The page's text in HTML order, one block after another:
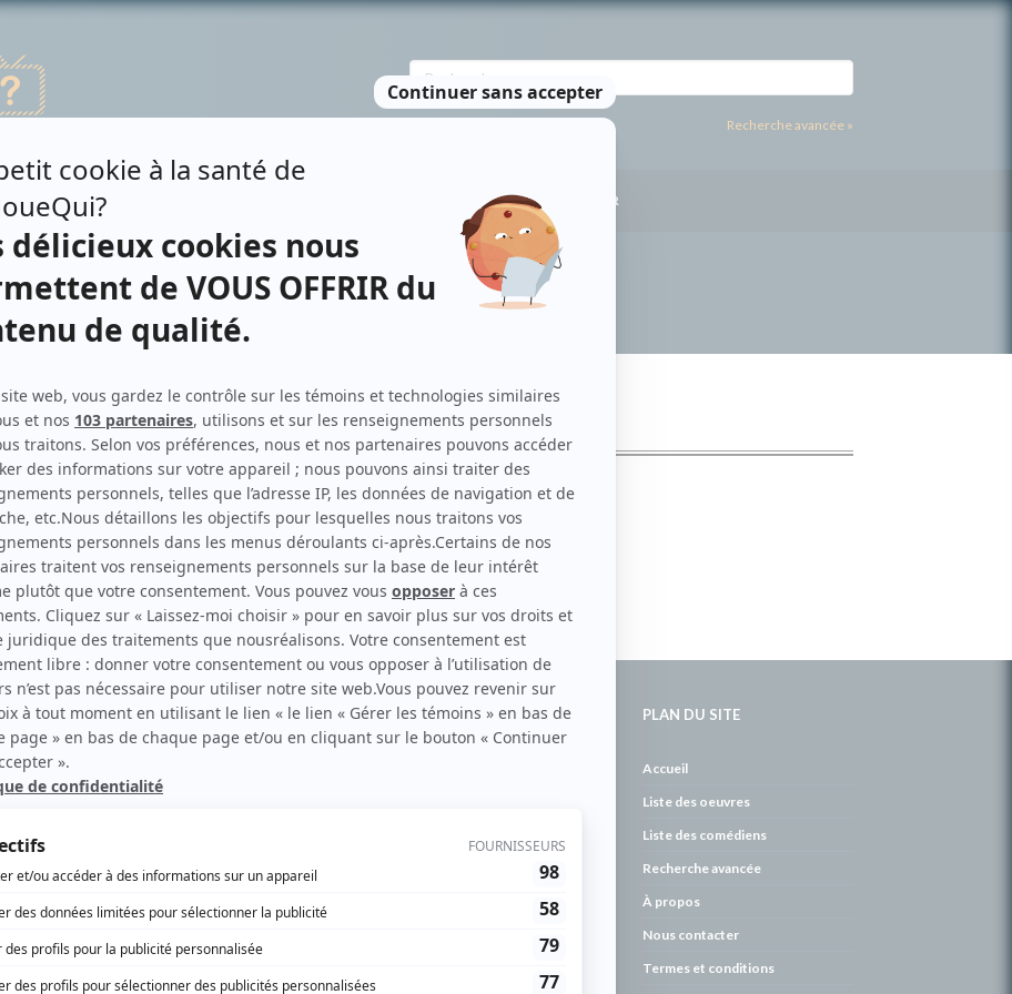
Recherche avancée »
DES PERSONNES NOUS CONTACTER
Contributions
Mourir d'amourRéalisateur
Therrien carbure à son petit écran. Celui qu’on surnomme parfois «l’encyclopédie de
1996 à 2001. Sa spécialité: la télé québécoise. On peut l’entendre régulièrement
PLAN DU SITE
Accueil
Liste des oeuvres
Liste des comédiens
Recherche avancée
À propos
Nous contacter
Termes et conditions